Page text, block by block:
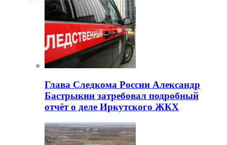
Глава Следкома России Александр
Бастрыкин затребовал подробный
отчёт о деле Иркутского ЖКХ